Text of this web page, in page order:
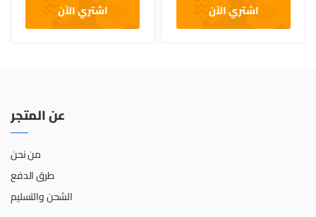
اشتري الآن
اشتري الآن
عن المتجر
من نحن
طرق الدفع
الشحن والتسليم